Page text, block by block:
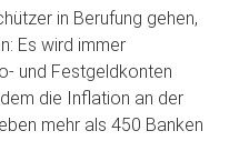
in Berufung gehen,
Es wird immer
und Festgeldkonten
die Inflation an der
mehr als 450 Banken